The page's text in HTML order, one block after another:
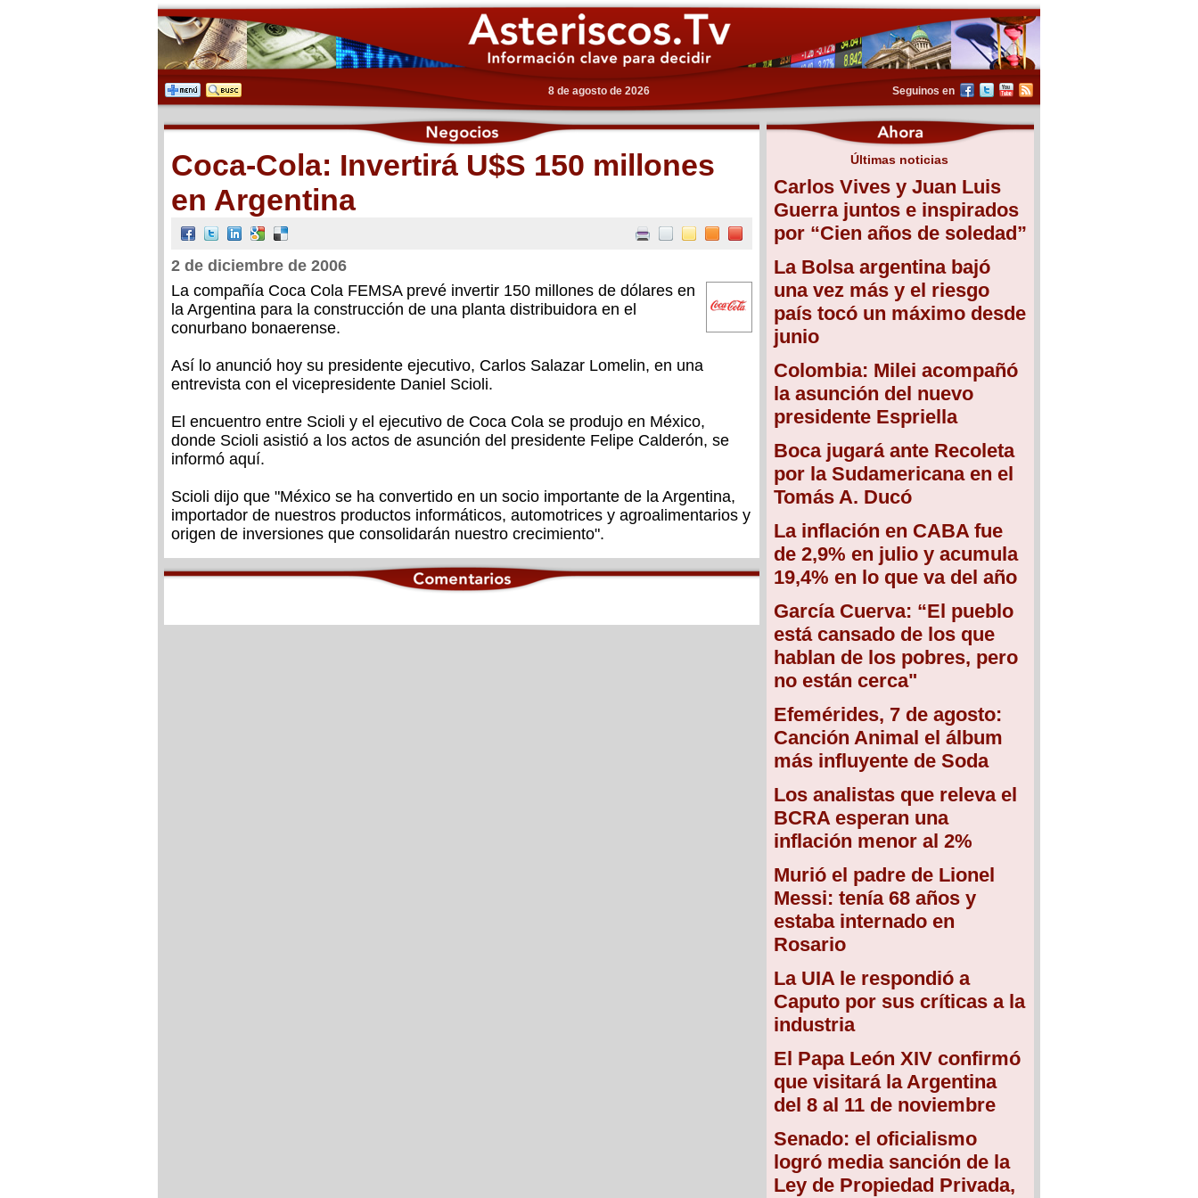
8 de agosto de 2026 Seguinos en
Últimas noticias
Carlos Vives y Juan Luis
Guerra juntos e inspirados
por “Cien años de soledad”
La Bolsa argentina bajó
una vez más y el riesgo
país tocó un máximo desde
junio
Colombia: Milei acompañó
la asunción del nuevo
presidente Espriella
Boca jugará ante Recoleta
por la Sudamericana en el
Tomás A. Ducó
La inflación en CABA fue
de 2,9% en julio y acumula
19,4% en lo que va del año
García Cuerva: “El pueblo
está cansado de los que
hablan de los pobres, pero
no están cerca"
Efemérides, 7 de agosto:
Canción Animal el álbum
más influyente de Soda
Los analistas que releva el
BCRA esperan una
inflación menor al 2%
Murió el padre de Lionel
Messi: tenía 68 años y
estaba internado en
Rosario
La UIA le respondió a
Caputo por sus críticas a la
industria
El Papa León XIV confirmó
que visitará la Argentina
del 8 al 11 de noviembre
Senado: el oficialismo
logró media sanción de la
Ley de Propiedad Privada,
Coca-Cola: Invertirá U$S 150 millones
en Argentina
2 de diciembre de 2006
La compañía Coca Cola FEMSA prevé invertir 150 millones de dólares en
la Argentina para la construcción de una planta distribuidora en el
conurbano bonaerense.
Así lo anunció hoy su presidente ejecutivo, Carlos Salazar Lomelin, en una
entrevista con el vicepresidente Daniel Scioli.
El encuentro entre Scioli y el ejecutivo de Coca Cola se produjo en México,
donde Scioli asistió a los actos de asunción del presidente Felipe Calderón, se
informó aquí.
Scioli dijo que "México se ha convertido en un socio importante de la Argentina,
importador de nuestros productos informáticos, automotrices y agroalimentarios y
origen de inversiones que consolidarán nuestro crecimiento".